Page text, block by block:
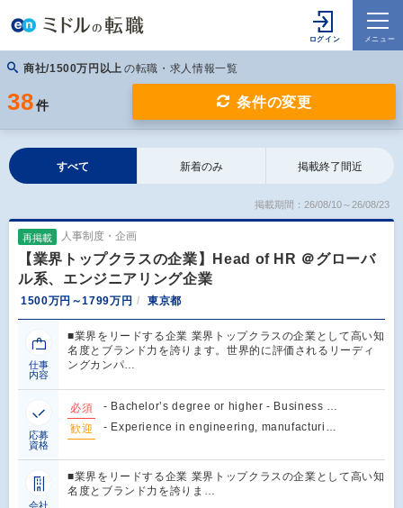
商社/1500万円以上 の転職・求人情報一覧
38 件 条件の変更
すべて 新着のみ 掲載終了間近
掲載期間：26/08/10～26/08/23
再掲載 人事制度・企画
【業界トップクラスの企業】Head of HR ＠グローバ
ル系、エンジニアリング企業
1500万円～1799万円 東京都
仕事
内容
■業界をリードする企業 業界トップクラスの企業として高い知
名度とブランド力を誇ります。世界的に評価されるリーディ
ングカンパ…
応募
資格
必須
- Bachelor’s degree or higher - Business …
歓迎
- Experience in engineering, manufacturi…
会社
■業界をリードする企業 業界トップクラスの企業として高い知
名度とブランド力を誇りま…